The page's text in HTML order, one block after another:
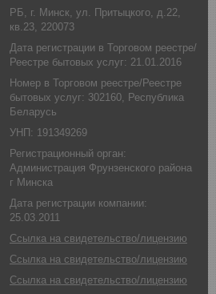
РБ, г. Минск, ул. Притыцкого, д.22,
кв.23, 220073
Дата регистрации в Торговом реестре/
Реестре бытовых услуг: 21.01.2016
Номер в Торговом реестре/Реестре
бытовых услуг: 302160, Республика
Беларусь
УНП: 191349269
Регистрационный орган:
Администрация Фрунзенского района
г Минска
Дата регистрации компании:
25.03.2011
Ссылка на свидетельство/лицензию
Ссылка на свидетельство/лицензию
Ссылка на свидетельство/лицензию